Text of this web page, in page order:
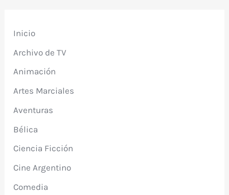
Inicio
Archivo de TV
Animación
Artes Marciales
Aventuras
Bélica
Ciencia Ficción
Cine Argentino
Comedia